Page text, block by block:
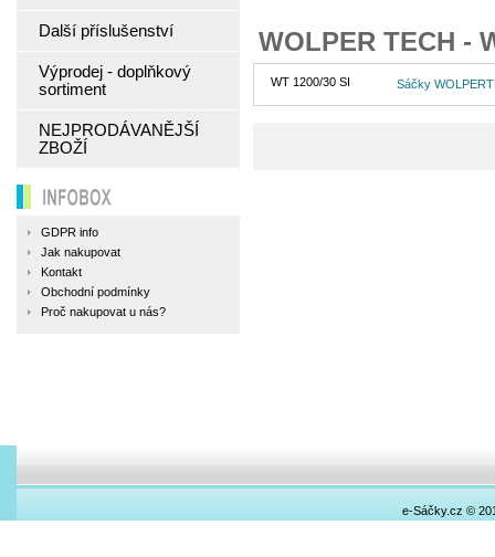
WOLPER TECH -
WT 1200/30 SI Sáčky
Další příslušenství
Výprodej - doplňkový
sortiment
NEJPRODÁVANĚJŠÍ
ZBOŽÍ
INFOBOX
GDPR info
Jak nakupovat
Kontakt
Obchodní podmínky
Proč nakupovat u nás?
e-Sáčky.cz ©